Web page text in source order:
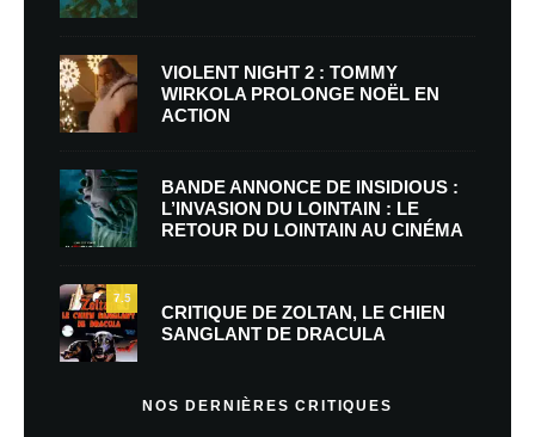
VIOLENT NIGHT 2 : TOMMY
WIRKOLA PROLONGE NOËL EN
ACTION
BANDE ANNONCE DE INSIDIOUS :
L’INVASION DU LOINTAIN : LE
RETOUR DU LOINTAIN AU CINÉMA
7.5
CRITIQUE DE ZOLTAN, LE CHIEN
SANGLANT DE DRACULA
NOS DERNIÈRES CRITIQUES